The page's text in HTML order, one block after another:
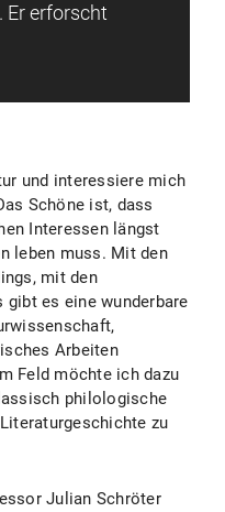
Er erforscht
und interessiere mich
Schöne ist, dass
Interessen längst
leben muss. Mit den
mit den
es eine wunderbare
Arbeiten
Feld möchte ich dazu
philologische
zu
Julian Schröter